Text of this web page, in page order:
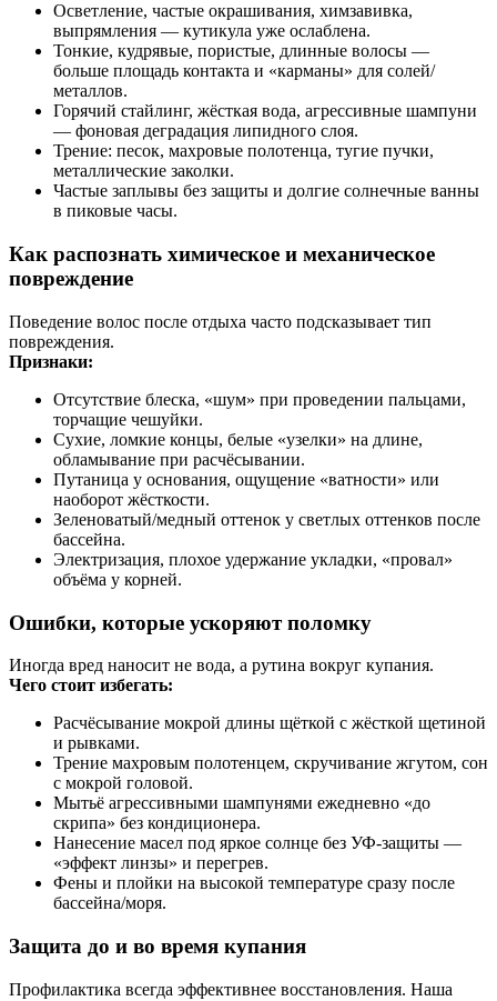
Осветление, частые окрашивания, химзавивка,
выпрямления — кутикула уже ослаблена.
Тонкие, кудрявые, пористые, длинные волосы —
больше площадь контакта и «карманы» для солей/
металлов.
Горячий стайлинг, жёсткая вода, агрессивные шампуни
— фоновая деградация липидного слоя.
Трение: песок, махровые полотенца, тугие пучки,
металлические заколки.
Частые заплывы без защиты и долгие солнечные ванны
в пиковые часы.
Как распознать химическое и механическое
повреждение
Поведение волос после отдыха часто подсказывает тип
повреждения.
Признаки:
Отсутствие блеска, «шум» при проведении пальцами,
торчащие чешуйки.
Сухие, ломкие концы, белые «узелки» на длине,
обламывание при расчёсывании.
Путаница у основания, ощущение «ватности» или
наоборот жёсткости.
Зеленоватый/медный оттенок у светлых оттенков после
бассейна.
Электризация, плохое удержание укладки, «провал»
объёма у корней.
Ошибки, которые ускоряют поломку
Иногда вред наносит не вода, а рутина вокруг купания.
Чего стоит избегать:
Расчёсывание мокрой длины щёткой с жёсткой щетиной
и рывками.
Трение махровым полотенцем, скручивание жгутом, сон
с мокрой головой.
Мытьё агрессивными шампунями ежедневно «до
скрипа» без кондиционера.
Нанесение масел под яркое солнце без УФ‑защиты —
«эффект линзы» и перегрев.
Фены и плойки на высокой температуре сразу после
бассейна/моря.
Защита до и во время купания
Профилактика всегда эффективнее восстановления. Наша